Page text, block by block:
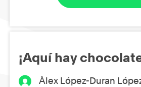
¡Aquí hay
Àlex López-Duran